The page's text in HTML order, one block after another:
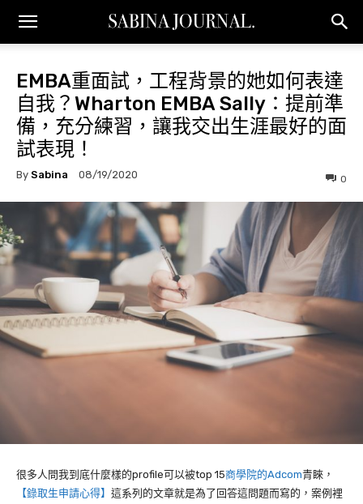
EMBA重面試，工程背景的她如何表達
自我？Wharton EMBA Sally：提前準
備，充分練習，讓我交出生涯最好的面
試表現！
By Sabina 08/19/2020 0
很多人問我到底什麼樣的profile可以被top 15商學院的Adcom青睞，
【錄取生申請心得】 這系列的文章就是為了回答這問題而寫的，案例裡